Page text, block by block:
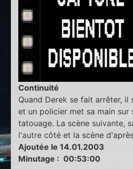
Continuité
Quand Derek se fait arrêter, il
et un policier met sa main sur
tatouage. La scène suivante,
l'autre côté et la scène
Ajoutée le 14.01.2003
Minutage : 00:53:00